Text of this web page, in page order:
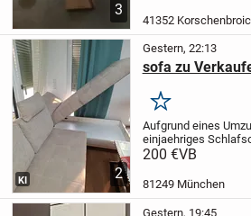
3
41352
2
KI
Gestern, 22:13
sofa zu
Merken
Aufgrund eines
einjaehriges
EUR, Prise
und verfuegt ueber
200 €VB
81249 München
Gestern, 19:45